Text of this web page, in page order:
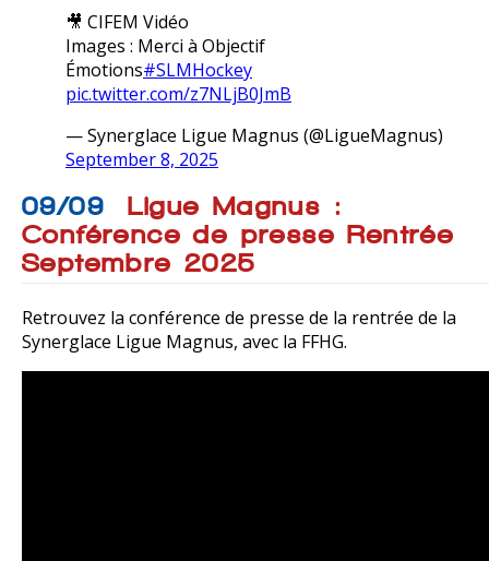
🎥 CIFEM Vidéo
Images : Merci à Objectif
Émotions#SLMHockey
pic.twitter.com/z7NLjB0JmB
— Synerglace Ligue Magnus (@LigueMagnus)
September 8, 2025
09/09
Ligue Magnus :
Conférence de presse Rentrée
Septembre 2025
Retrouvez la conférence de presse de la rentrée de la
Synerglace Ligue Magnus, avec la FFHG.